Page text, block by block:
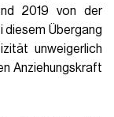
2019 von der
diesem Übergang
unweigerlich
Anziehungskraft